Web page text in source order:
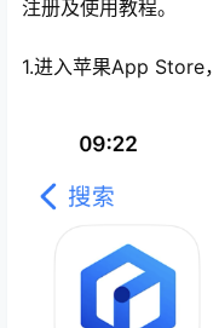
注册及使用教程。
1.进入苹果App Store